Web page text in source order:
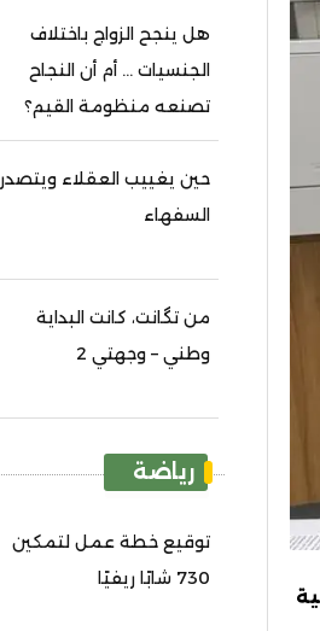
هل ينجح الزواج باختلاف
الجنسيات ... أم أن النجاح
تصنعه منظومة القيم؟
حين يغييب العقلاء ويتصدر
السفهاء
من تگانت، كانت البداية
وطني – وجهتي 2
رياضة
توقيع خطة عمل لتمكين
730 شابًا ريفيًا